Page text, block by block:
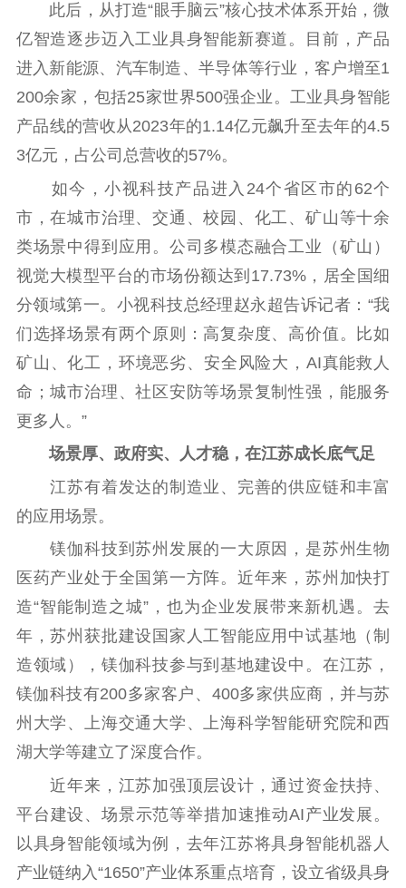
此后，从打造“眼手脑云”核心技术体系开始，微
亿智造逐步迈入工业具身智能新赛道。目前，产品
进入新能源、汽车制造、半导体等行业，客户增至1
200余家，包括25家世界500强企业。工业具身智能
产品线的营收从2023年的1.14亿元飙升至去年的4.5
3亿元，占公司总营收的57%。
如今，小视科技产品进入24个省区市的62个
市，在城市治理、交通、校园、化工、矿山等十余
类场景中得到应用。公司多模态融合工业（矿山）
视觉大模型平台的市场份额达到17.73%，居全国细
分领域第一。小视科技总经理赵永超告诉记者：“我
们选择场景有两个原则：高复杂度、高价值。比如
矿山、化工，环境恶劣、安全风险大，AI真能救人
命；城市治理、社区安防等场景复制性强，能服务
更多人。”
场景厚、政府实、人才稳，在江苏成长底气足
江苏有着发达的制造业、完善的供应链和丰富
的应用场景。
镁伽科技到苏州发展的一大原因，是苏州生物
医药产业处于全国第一方阵。近年来，苏州加快打
造“智能制造之城”，也为企业发展带来新机遇。去
年，苏州获批建设国家人工智能应用中试基地（制
造领域），镁伽科技参与到基地建设中。在江苏，
镁伽科技有200多家客户、400多家供应商，并与苏
州大学、上海交通大学、上海科学智能研究院和西
湖大学等建立了深度合作。
近年来，江苏加强顶层设计，通过资金扶持、
平台建设、场景示范等举措加速推动AI产业发展。
以具身智能领域为例，去年江苏将具身智能机器人
产业链纳入“1650”产业体系重点培育，设立省级具身